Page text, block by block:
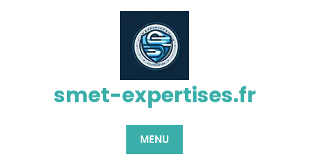
smet-expertises.fr
MENU